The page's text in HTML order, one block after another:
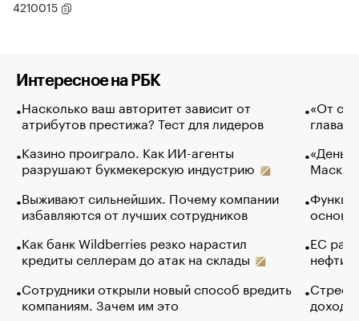
4210015
Интересное на РБК
Насколько ваш авторитет зависит от
атрибутов престижа? Тест для лидеров
Казино проиграло. Как ИИ-агенты
разрушают букмекерскую индустрию
Выживают сильнейших. Почему компании
избавляются от лучших сотрудников
Как банк Wildberries резко нарастил
кредиты селлерам до атак на склады
Сотрудники открыли новый способ вредить
компаниям. Зачем им это
«От
глава
Маск в
основ
ЕС
нефти